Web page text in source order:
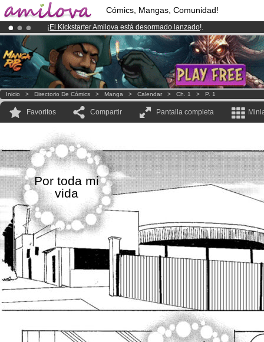
Cómics, Mangas, Comunidad!
¡ El Kickstarter Amilova está desormado lanzado!.
¡Ya tenemos 100000miembrosy 1000Cómics y Mangas!.
¡Conviertete en Premium por3.95 euros al mes!Hazte Premium ya
Inicio > Directorio De Cómics > Manga > Calendar > Ch. 1 > P. 1
Favoritos Compartir Pantalla completa
Por toda mi
vida